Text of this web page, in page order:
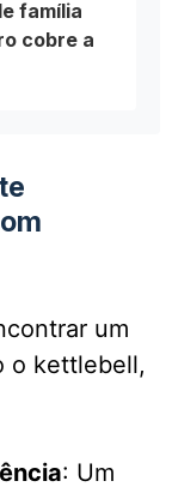
família
cobre a
um
o kettlebell,
: Um